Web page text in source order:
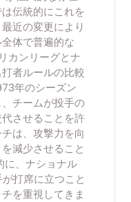
伝統的にこれを
近の変更により
体で普遍的な
カンリーグとナ
者ルールの比較
年のシーズン
チームが投手の
させることを許
は、攻撃力を向
減少させること
に、ナショナル
打席に立つこと
を重視してきま